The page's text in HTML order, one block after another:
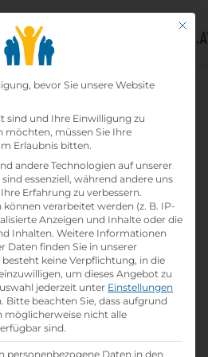
»Blechtechnik Koller KG
Koller Kg
printLehrstelle ausdrucken
Mit
Datenschutz-
bevor Sie unsere Website
sind und Ihre Einwilligung zu
möchten, müssen Sie Ihre
Erlaubnis bitten.
andere Technologien auf unserer
essenziell, während andere uns
Erfahrung zu verbessern.
verarbeitet werden (z. B. IP-
Anzeigen und Inhalte oder die
Inhalten. Weitere Informationen
Daten finden Sie in unserer
besteht keine Verpflichtung, in die
um dieses Angebot zu
jederzeit unter Einstellungen
Bitte beachten Sie, dass aufgrund
möglicherweise nicht alle
sind.
personenbezogene Daten in den